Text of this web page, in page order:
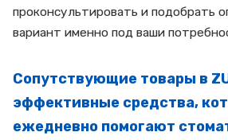
проконсультировать и подобрать
вариант именно под ваши
Сопутствующие товары в
эффективные средства,
ежедневно помогают